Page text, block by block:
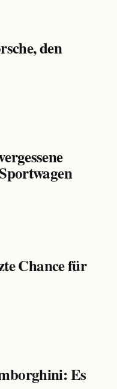
den
Chance für
Es